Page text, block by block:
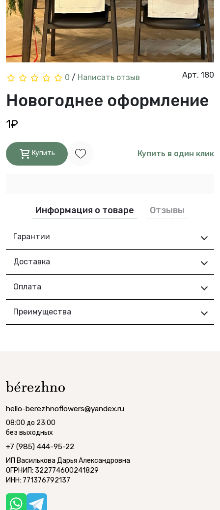
0 / Написать отзыв Арт. 180
Новогоднее оформление
1₽
Купить Купить в один клик
Информация о товаре Отзывы
Гарантии
Доставка
Оплата
Преимущества
hello-berezhnoflowers@yandex.ru
08:00 до 23:00
без выходных
+7 (985) 444-95-22
ИП Василькова Дарья Александровна
ОГРНИП: 322774600241829
ИНН: 771376792137